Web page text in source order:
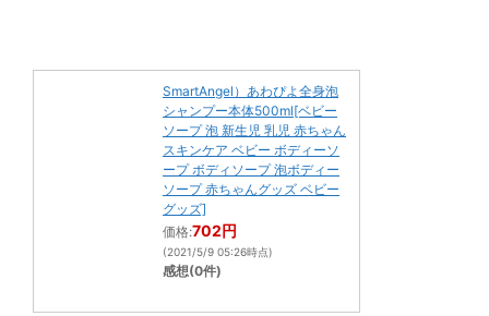
SmartAngel）あわぴよ全身泡
シャンプー本体500ml[ベビー
ソープ 泡 新生児 乳児 赤ちゃん
スキンケア ベビー ボディーソ
ープ ボディソープ 泡ボディー
ソープ 赤ちゃんグッズ ベビー
グッズ]
価格:702円
(2021/5/9 05:26時点)
感想(0件)